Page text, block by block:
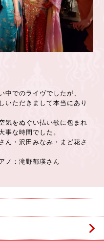
中でのライヴでしたが、
いただきまして本当にあり
気をぬぐい払い歌に包まれ
事な時間でした。
ん・沢田みなみ・まど花さ
ノ：滝野郁瑛さん